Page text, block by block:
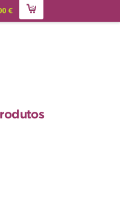
€